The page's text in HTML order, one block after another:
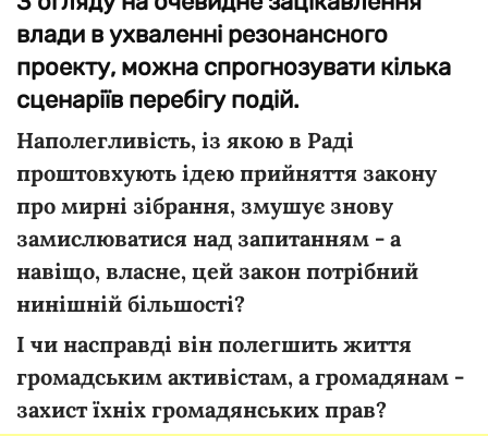
влади в ухваленні резонансного
проекту, можна спрогнозувати кілька
сценаріїв перебігу подій.
Наполегливість, із якою в Раді
проштовхують ідею прийняття закону
про мирні зібрання, змушує знову
замислюватися над запитанням - а
навіщо, власне, цей закон потрібний
нинішній більшості?
І чи насправді він полегшить життя
громадським активістам, а громадянам -
захист їхніх громадянських прав?